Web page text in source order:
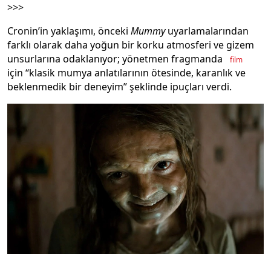
>>>
Cronin’in yaklaşımı, önceki Mummyuyarlamalarından
farklı olarak daha yoğun bir korku atmosferi ve gizem
unsurlarına odaklanıyor; yönetmen fragmanda
film
için “klasik mumya anlatılarının ötesinde, karanlık ve
beklenmedik bir deneyim” şeklinde ipuçları verdi.